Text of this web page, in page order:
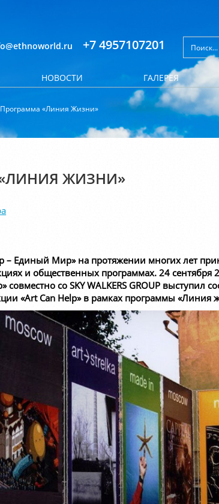
+7 4957107201
НОВОСТИ ГАЛЕРЕЯ
Программа «Линия Жизни»
ЖИЗНИ»
– Единый Мир» на протяжении многих лет
и общественных программах. 24 сентября
со SKY WALKERS GROUP выступил
«Art Can Help» в рамках программы «Линия